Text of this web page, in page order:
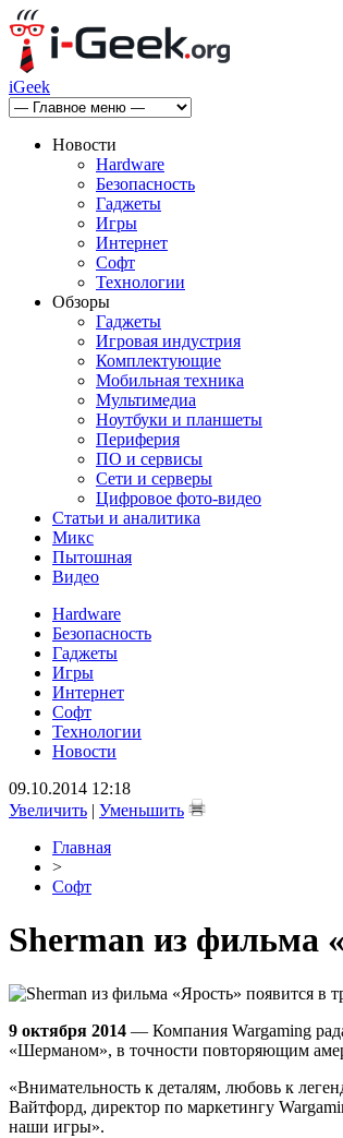
iGeek
Новости
Hardware
Безопасность
Гаджеты
Игры
Интернет
Софт
Технологии
Обзоры
Гаджеты
Игровая индустрия
Комплектующие
Мобильная техника
Мультимедиа
Ноутбуки и планшеты
Периферия
ПО и сервисы
Сети и серверы
Цифровое фото-видео
Статьи и аналитика
Микс
Пытошная
Видео
Hardware
Безопасность
Гаджеты
Игры
Интернет
Софт
Технологии
Новости
09.10.2014 12:18
Увеличить | Уменьшить
Главная
>
Софт
Sherman из фильма
9 октября 2014 — Компания Wargaming
«Шерманом», в точности повторяющим
«Внимательность к деталям, любовь к
Вайтфорд, директор по маркетингу
наши игры».